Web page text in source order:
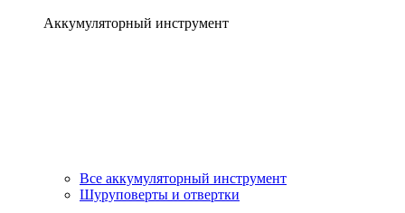
Аккумуляторный инструмент
Все аккумуляторный инструмент
Шуруповерты и отвертки